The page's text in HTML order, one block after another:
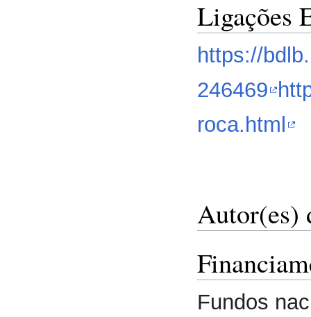
Ligações
https://
246469
roca.html
Autor(es)
Fundos